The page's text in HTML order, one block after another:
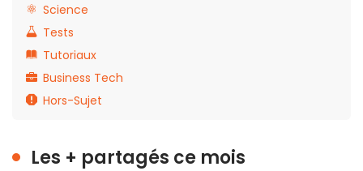
Science
Tests
Tutoriaux
Business Tech
Hors-Sujet
Les + partagés ce mois